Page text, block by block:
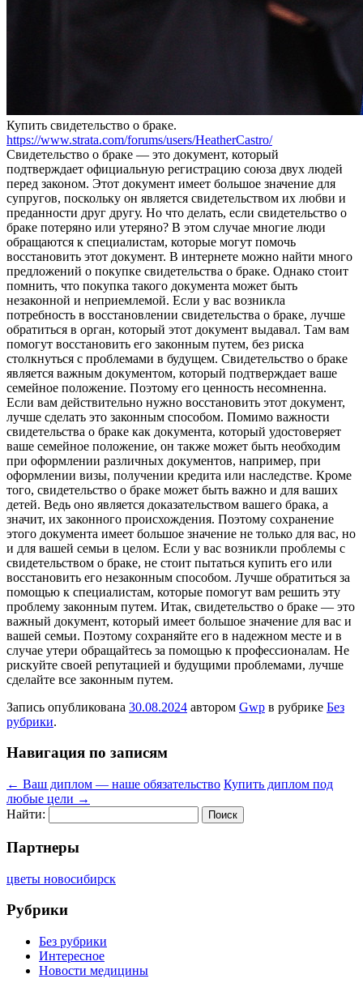
Купить свидeтeльствo o брaкe.
https://www.strata.com/forums/users/HeatherCastro/
Свидетельство о браке — это документ, который
подтверждает официальную регистрацию союза двух людей
перед законом. Этот документ имеет большое значение для
супругов, поскольку он является свидетельством их любви и
преданности друг другу. Но что делать, если свидетельство о
браке потеряно или утеряно? В этом случае многие люди
обращаются к специалистам, которые могут помочь
восстановить этот документ. В интернете можно найти много
предложений о покупке свидетельства о браке. Однако стоит
помнить, что покупка такого документа может быть
незаконной и неприемлемой. Если у вас возникла
потребность в восстановлении свидетельства о браке, лучше
обратиться в орган, который этот документ выдавал. Там вам
помогут восстановить его законным путем, без риска
столкнуться с проблемами в будущем. Свидетельство о браке
является важным документом, который подтверждает ваше
семейное положение. Поэтому его ценность несомненна.
Если вам действительно нужно восстановить этот документ,
лучше сделать это законным способом. Помимо важности
свидетельства о браке как документа, который удостоверяет
ваше семейное положение, он также может быть необходим
при оформлении различных документов, например, при
оформлении визы, получении кредита или наследстве. Кроме
того, свидетельство о браке может быть важно и для ваших
детей. Ведь оно является доказательством вашего брака, а
значит, их законного происхождения. Поэтому сохранение
этого документа имеет большое значение не только для вас, но
и для вашей семьи в целом. Если у вас возникли проблемы с
свидетельством о браке, не стоит пытаться купить его или
восстановить его незаконным способом. Лучше обратиться за
помощью к специалистам, которые помогут вам решить эту
проблему законным путем. Итак, свидетельство о браке — это
важный документ, который имеет большое значение для вас и
вашей семьи. Поэтому сохраняйте его в надежном месте и в
случае утери обращайтесь за помощью к профессионалам. Не
рискуйте своей репутацией и будущими проблемами, лучше
сделайте все законным путем.
Запись опубликована 30.08.2024 автором Gwp в рубрике Без
рубрики.
Навигация по записям
← Ваш диплом — наше обязательство Купить диплом под
любые цели →
Найти:
Партнеры
цветы новосибирск
Рубрики
Без рубрики
Интересное
Новости медицины